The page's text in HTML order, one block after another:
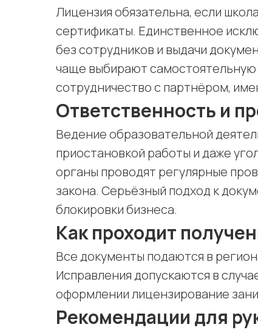
Лицензия обязательна, если
сертификаты. Единственное
без сотрудников и выдачи
чаще выбирают
сотрудничество с партнёром,
Ответственность и
Ведение образовательной
приостановкой работы и даже
органы проводят регулярные
закона. Серьёзный подход к
блокировки бизнеса.
Как проходит
Все документы подаются в
Исправления допускаются в
оформлении лицензирование
Рекомендации для